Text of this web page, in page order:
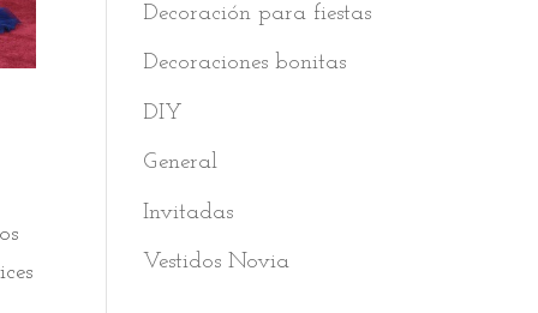
Decoración para fiestas
Decoraciones bonitas
DIY
General
Invitadas
Vestidos Novia